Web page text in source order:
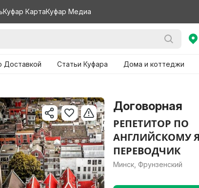
Куфар КартаКуфар Медиа
Доставкой Статьи Куфара Дома и коттеджи
Договорная
РЕПЕТИТОР ПО
АНГЛИЙСКОМУ
ПЕРЕВОДЧИК
Минск, Фрунзенский